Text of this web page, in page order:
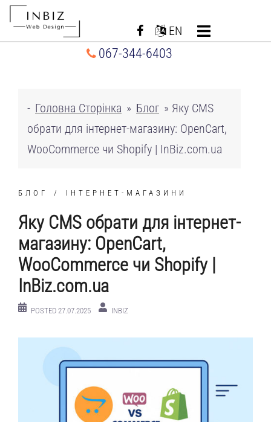
Перейти
EN
067-344-6403
- Головна Сторінка » Блог » Яку CMS
обрати для інтернет-магазину: OpenCart,
WooCommerce чи Shopify | InBiz.com.ua
БЛОГ ІНТЕРНЕТ-МАГАЗИНИ
Яку CMS обрати для інтернет-
магазину: OpenCart,
WooCommerce чи Shopify |
InBiz.com.ua
POSTED 27.07.2025 INBIZ